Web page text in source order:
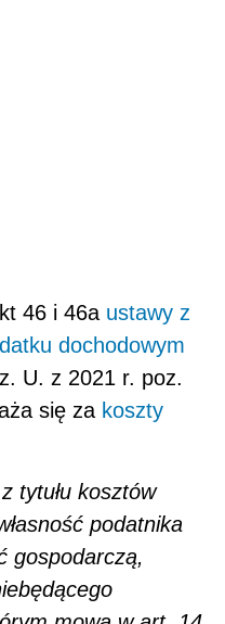
46 i 46a ustawy z
dochodowym
U. z 2021 r. poz.
się za koszty
tytułu kosztów
podatnika
gospodarczą,